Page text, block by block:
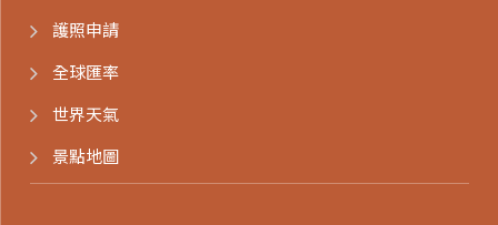
護照申請
全球匯率
世界天氣
景點地圖